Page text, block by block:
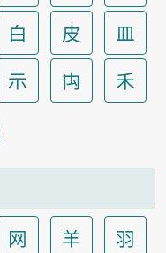
白 皮
皿
示 禸
禾
网 羊
羽